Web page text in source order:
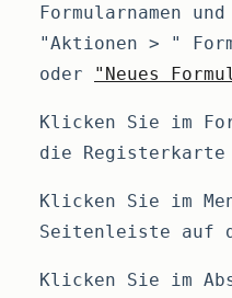
Formularnamen
"Aktionen > "
oder
"Neues
Klicken Sie im
die Registerkarte
Klicken Sie im
Seitenleiste auf
Klicken Sie im